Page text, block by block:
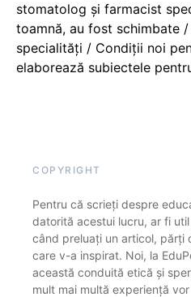
stomatolog și farmacist
toamnă, au fost schimbate
specialități / Condiții noi
elaborează subiectele
COPYRIGHT
Pentru că scrieți despre
datorită acestui lucru, ar fi
când preluați un articol, părți
care v-a inspirat. Noi, la
această conduită etică și
mult mai multă experiență